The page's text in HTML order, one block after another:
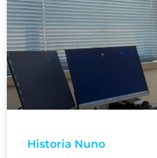
Historia Nuno